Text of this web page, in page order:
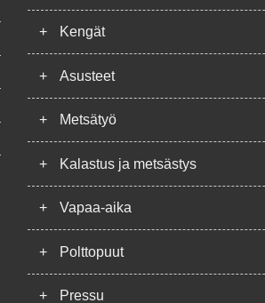
+ Kengät
+ Asusteet
+ Metsätyö
+ Kalastus ja metsästys
+ Vapaa-aika
+ Polttopuut
+ Pressu